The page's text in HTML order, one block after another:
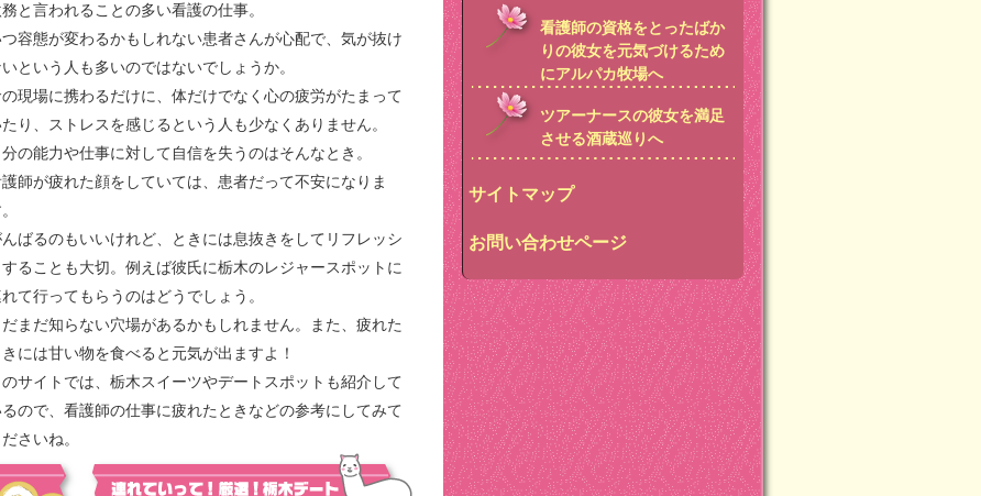
と言われることの多い看護の仕事。
つ容態が変わるかもしれない患者さんが心配で、気が抜け
という人も多いのではないでしょうか。
現場に携わるだけに、体だけでなく心の疲労がたまって
たり、ストレスを感じるという人も少なくありません。
分の能力や仕事に対して自信を失うのはそんなとき。
師が疲れた顔をしていては、患者だって不安になりま
ばるのもいいけれど、ときには息抜きをしてリフレッシ
することも大切。例えば彼氏に栃木のレジャースポットに
て行ってもらうのはどうでしょう。
だまだ知らない穴場があるかもしれません。また、疲れた
きには甘い物を食べると元気が出ますよ！
のサイトでは、栃木スイーツやデートスポットも紹介して
るので、看護師の仕事に疲れたときなどの参考にしてみて
ださいね。
看護師の資格をとったばか
りの彼女を元気づけるため
にアルパカ牧場へ
ツアーナースの彼女を満足
させる酒蔵巡りへ
サイトマップ
お問い合わせページ